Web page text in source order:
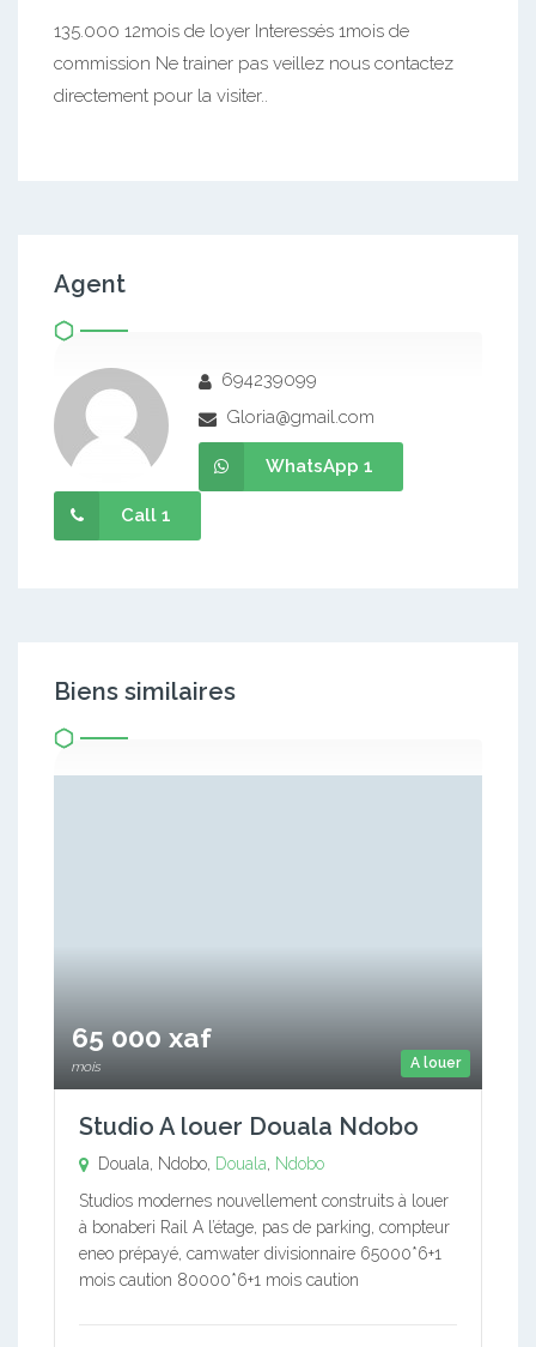
135.000 12mois de loyer Interessés 1mois de
commission Ne trainer pas veillez nous contactez
directement pour la visiter..
Agent
694239099
Gloria@gmail.com
WhatsApp 1
Call 1
Biens similaires
A louer
65 000 xaf
mois
Studio A louer Douala Ndobo
Douala, Ndobo, Douala
Ndobo
Studios modernes nouvellement construits à louer
à bonaberi Rail A l’étage, pas de parking, compteur
eneo prépayé, camwater divisionnaire 65000*6+1
mois caution 80000*6+1 mois caution